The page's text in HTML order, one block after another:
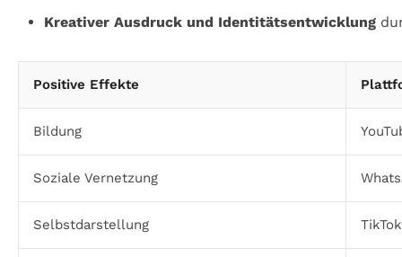
Kreativer Ausdruck und Identitätsentwicklung
Positive Effekte
Bildung
Soziale Vernetzung
Selbstdarstellung